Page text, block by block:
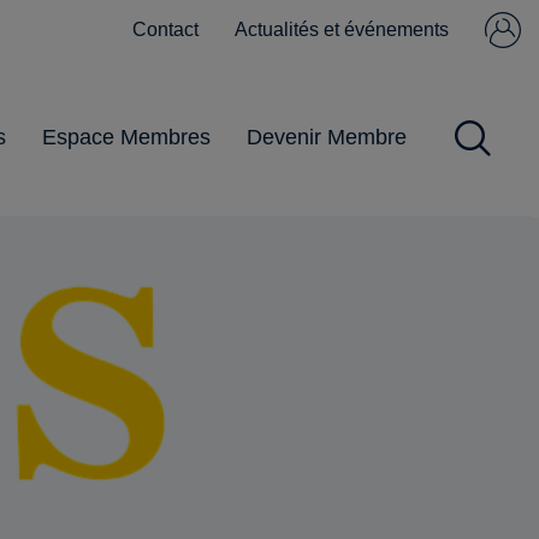
Contact Actualités et événements
Espace Membres Devenir Membre